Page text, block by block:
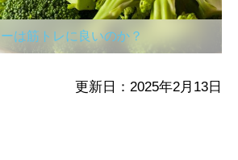
は筋トレに良いのか？
更新日：2025年2月13日